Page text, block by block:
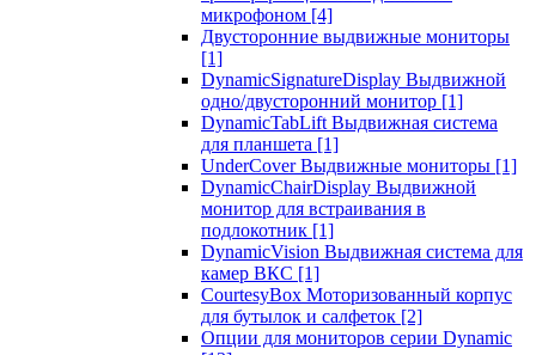
микрофоном [4]
Двусторонние выдвижные мониторы
[1]
DynamicSignatureDisplay Выдвижной
одно/двусторонний монитор [1]
DynamicTabLift Выдвижная система
для планшета [1]
UnderCover Выдвижные мониторы [1]
DynamicChairDisplay Выдвижной
монитор для встраивания в
подлокотник [1]
DynamicVision Выдвижная система для
камер ВКС [1]
CourtesyBox Моторизованный корпус
для бутылок и салфеток [2]
Опции для мониторов серии Dynamic